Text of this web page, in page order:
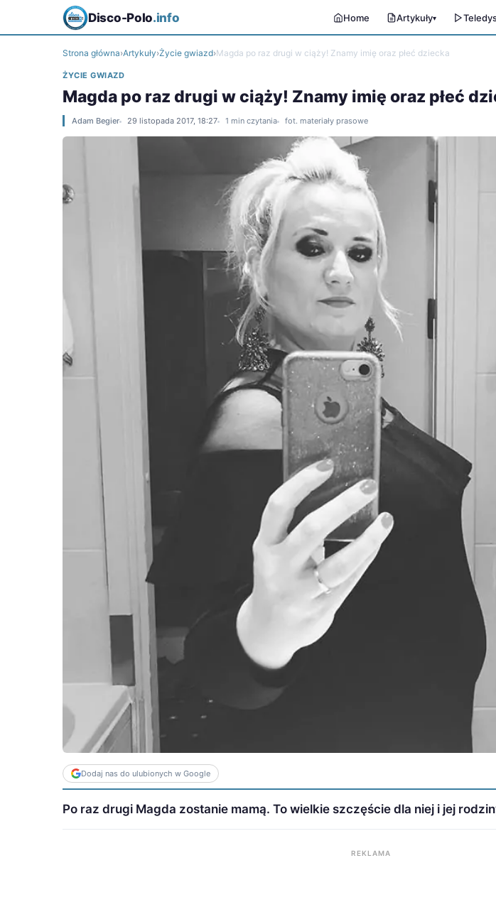
Disco-Polo.info Home Artykuły▾
Strona główna›Artykuły›Życie gwiazd›Magda po raz drugi w ciąży! Znamy imię oraz płeć dziecka
ŻYCIE GWIAZD
Magda po raz drugi w ciąży! Znamy imię oraz płeć
Adam Begier 29 listopada 2017, 18:27 1 min czytania fot. materiały prasowe
Dodaj nas do ulubionych w Google
Po raz drugi Magda zostanie mamą. To wielkie szczęście dla niej i jej
REKLAMA